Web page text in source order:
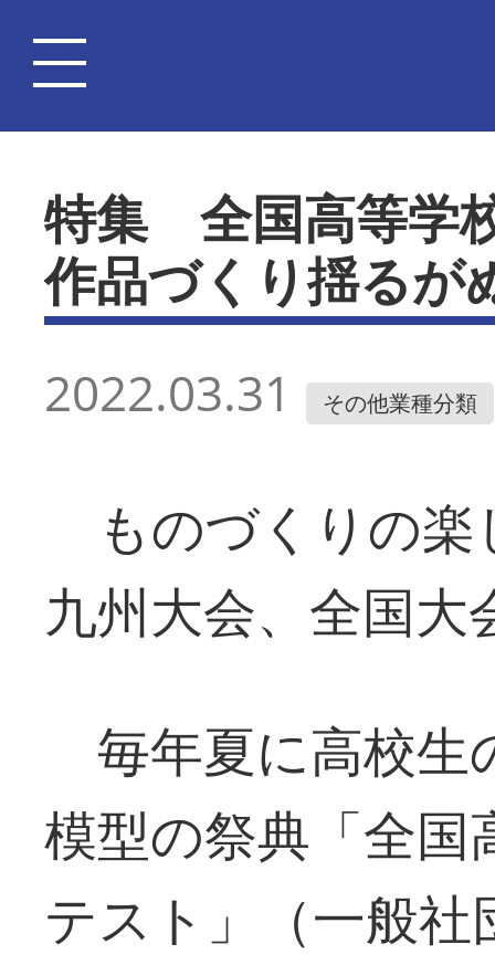
特集 全国高等学
作品づくり揺るが
2022.03.31 その他業種分類
ものづくりの
九州大会、全国大
毎年夏に高校生
模型の祭典「全国
テスト」（一般